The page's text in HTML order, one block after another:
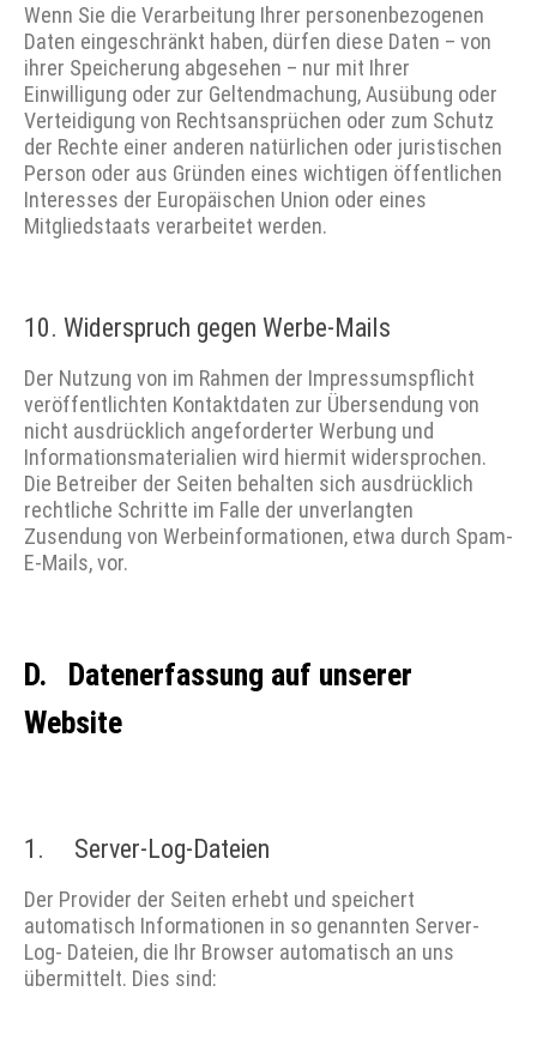
Wenn Sie die Verarbeitung Ihrer personenbezogenen
Daten eingeschränkt haben, dürfen diese Daten – von
ihrer Speicherung abgesehen – nur mit Ihrer
Einwilligung oder zur Geltendmachung, Ausübung oder
Verteidigung von Rechtsansprüchen oder zum Schutz
der Rechte einer anderen natürlichen oder juristischen
Person oder aus Gründen eines wichtigen öffentlichen
Interesses der Europäischen Union oder eines
Mitgliedstaats verarbeitet werden.
10. Widerspruch gegen Werbe-Mails
Der Nutzung von im Rahmen der Impressumspflicht
veröffentlichten Kontaktdaten zur Übersendung von
nicht ausdrücklich angeforderter Werbung und
Informationsmaterialien wird hiermit widersprochen.
Die Betreiber der Seiten behalten sich ausdrücklich
rechtliche Schritte im Falle der unverlangten
Zusendung von Werbeinformationen, etwa durch Spam-
E-Mails, vor.
D. Datenerfassung auf unserer
Website
1. Server-Log-Dateien
Der Provider der Seiten erhebt und speichert
automatisch Informationen in so genannten Server-
Log- Dateien, die Ihr Browser automatisch an uns
übermittelt. Dies sind: